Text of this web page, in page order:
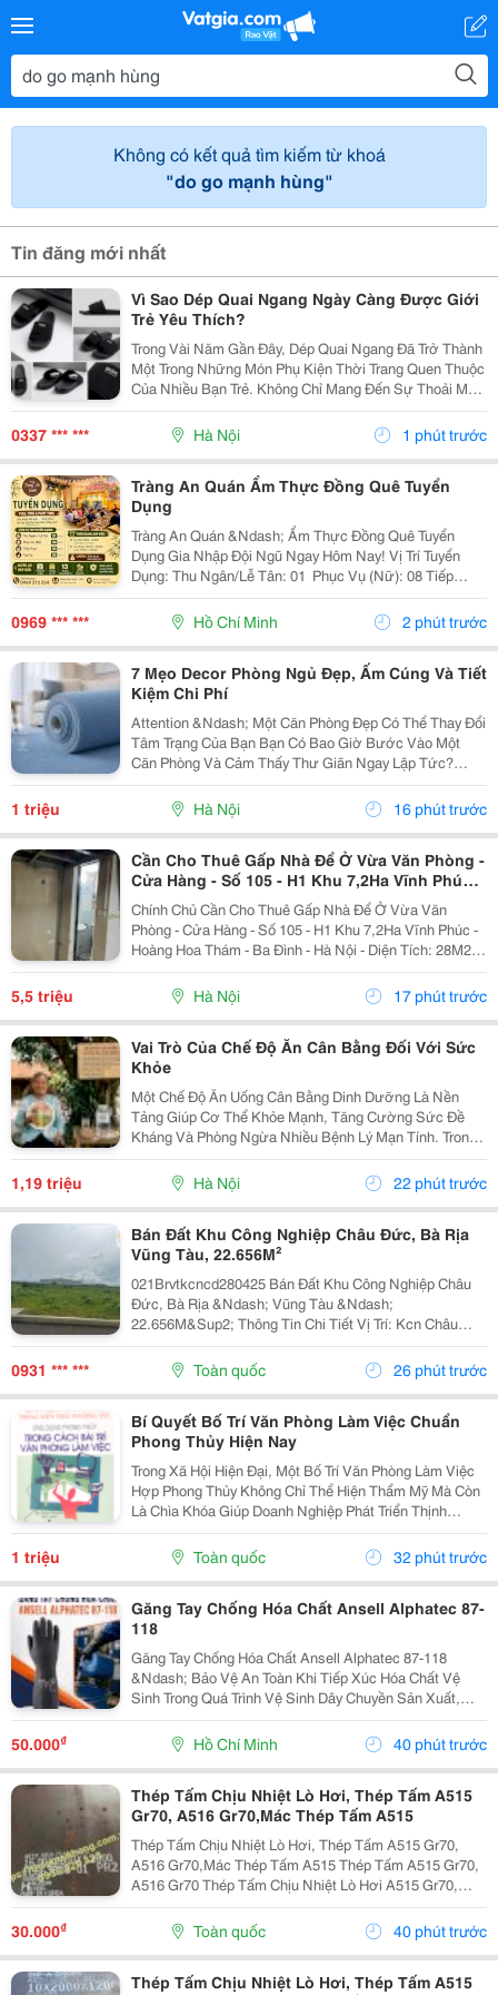
Không có kết quả tìm kiếm từ khoá
"do go mạnh hùng"
Tin đăng mới nhất
Vì Sao Dép Quai Ngang Ngày Càng Được Giới
Trẻ Yêu Thích?
Trong Vài Năm Gần Đây, Dép Quai Ngang Đã Trở Thành
Một Trong Những Món Phụ Kiện Thời Trang Quen Thuộc
Của Nhiều Bạn Trẻ. Không Chỉ Mang Đến Sự Thoải Mái
Khi Di Chuyển, Kiểu Dép Này Còn Giúp Người Mang Dễ
Dàng Phối Hợp Với Nhiều Phong Cách Khác Nhau,...
0337 *** *** Hà Nội 1 phút trước
Tràng An Quán Ẩm Thực Đồng Quê Tuyển
Dụng
Tràng An Quán &Ndash; Ẩm Thực Đồng Quê Tuyển
Dụng Gia Nhập Đội Ngũ Ngay Hôm Nay! Vị Trí Tuyển
Dụng: Thu Ngân/Lễ Tân: 01 ️ Phục Vụ (Nữ): 08 Tiếp
Thực: 02 Tạp Vụ: 02 ⏰ Thời Gian Làm Việc: &Bull; Ca
Full: 9:00 &Ndash; 22:00 (Nghỉ Giữa Ca...
0969 *** *** Hồ Chí Minh 2 phút trước
7 Mẹo Decor Phòng Ngủ Đẹp, Ấm Cúng Và Tiết
Kiệm Chi Phí
Attention &Ndash; Một Căn Phòng Đẹp Có Thể Thay Đổi
Tâm Trạng Của Bạn Bạn Có Bao Giờ Bước Vào Một
Căn Phòng Và Cảm Thấy Thư Giãn Ngay Lập Tức?
Không Phải Vì Căn Phòng Quá Rộng Hay Quá Đắt Tiền,
Mà Bởi Cách Bài Trí Hài Hòa, Ánh Sáng Dịu Nhẹ Và
Những...
1 triệu Hà Nội 16 phút trước
Cần Cho Thuê Gấp Nhà Để Ở Vừa Văn Phòng -
Cửa Hàng - Số 105 - H1 Khu 7,2Ha Vĩnh Phúc -
Ba Đình
Chính Chủ Cần Cho Thuê Gấp Nhà Để Ở Vừa Văn
Phòng - Cửa Hàng - Số 105 - H1 Khu 7,2Ha Vĩnh Phúc -
Hoàng Hoa Thám - Ba Đình - Hà Nội - Diện Tích: 28M2 -
Vệ Sinh Khép Kín, Có Gác Xép, Vỉa Hè Rộng, Nhà
Riêng Biệt, Độc Lập. - Tiện Nghi Có Sẵn Điều...
5,5 triệu Hà Nội 17 phút trước
Vai Trò Của Chế Độ Ăn Cân Bằng Đối Với Sức
Khỏe
Một Chế Độ Ăn Uống Cân Bằng Dinh Dưỡng Là Nền
Tảng Giúp Cơ Thể Khỏe Mạnh, Tăng Cường Sức Đề
Kháng Và Phòng Ngừa Nhiều Bệnh Lý Mạn Tính. Trong
Bối Cảnh Ngày Càng Nhiều Người Quan Tâm Đến Lối
Sống Lành Mạnh, Việc Kết Hợp Dinh Dưỡng Với Các
Phương Pháp...
1,19 triệu Hà Nội 22 phút trước
Bán Đất Khu Công Nghiệp Châu Đức, Bà Rịa
Vũng Tàu, 22.656M²
021Brvtkcncd280425 Bán Đất Khu Công Nghiệp Châu
Đức, Bà Rịa &Ndash; Vũng Tàu &Ndash;
22.656M&Sup2; Thông Tin Chi Tiết Vị Trí: Kcn Châu
Đức, Tỉnh Bà Rịa &Ndash; Vũng Tàu. Tổng Diện Tích
Đất: 22.656M&Sup2; Diện Tích Sử Dụng Diện Tích Đất
Công...
0931 *** *** Toàn quốc 26 phút trước
Bí Quyết Bố Trí Văn Phòng Làm Việc Chuẩn
Phong Thủy Hiện Nay
Trong Xã Hội Hiện Đại, Một Bố Trí Văn Phòng Làm Việc
Hợp Phong Thủy Không Chỉ Thể Hiện Thẩm Mỹ Mà Còn
Là Chìa Khóa Giúp Doanh Nghiệp Phát Triển Thịnh
Vượng. Văn Phòng Là Nơi Hội Tụ Năng Lượng Của Con
Người, Tài Vận Và Trí Tuệ. Nếu Dòng Khí Trong...
1 triệu Toàn quốc 32 phút trước
Găng Tay Chống Hóa Chất Ansell Alphatec 87-
118
Găng Tay Chống Hóa Chất Ansell Alphatec 87-118
&Ndash; Bảo Vệ An Toàn Khi Tiếp Xúc Hóa Chất Vệ
Sinh Trong Quá Trình Vệ Sinh Dây Chuyền Sản Xuất,
Nhà Máy Và Khu Công Nghiệp, Người Lao Động
Thường Xuyên Tiếp Xúc Với Hóa Chất Tẩy Rửa, Dung
Dịch Khử...
50.000₫ Hồ Chí Minh 40 phút trước
Thép Tấm Chịu Nhiệt Lò Hơi, Thép Tấm A515
Gr70, A516 Gr70,Mác Thép Tấm A515
Thép Tấm Chịu Nhiệt Lò Hơi, Thép Tấm A515 Gr70,
A516 Gr70,Mác Thép Tấm A515 Thép Tấm A515 Gr70,
A516 Gr70 Thép Tấm Chịu Nhiệt Lò Hơi A515 Gr70,
A516 Gr70,20Mm,25Mm Thép Tấm Lò Hơi A515 Gr70
Là Loại Thép Hợp Kim Carbon-Silicon Chất Lượng
30.000₫ Toàn quốc 40 phút trước
Thép Tấm Chịu Nhiệt Lò Hơi, Thép Tấm A515